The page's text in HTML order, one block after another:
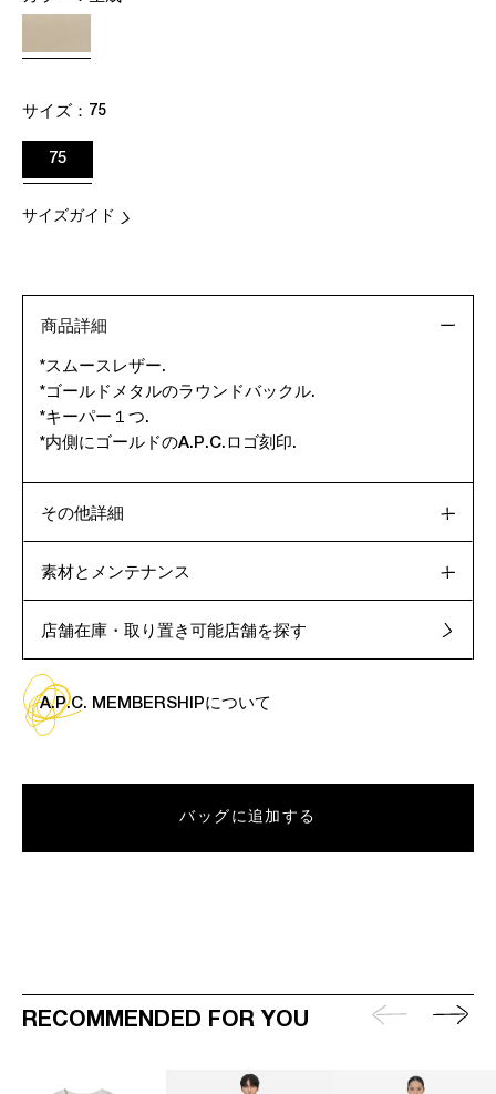
サイズ： 75
75
サイズガイド
商品詳細
*スムースレザー.
*ゴールドメタルのラウンドバックル.
*キーパー１つ.
*内側にゴールドのA.P.C.ロゴ刻印.
その他詳細
素材とメンテナンス
店舗在庫・取り置き可能店舗を探す
A.P.C. MEMBERSHIPについて
バッグに追加する
RECOMMENDED FOR YOU